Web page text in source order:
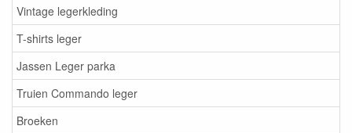
Vintage legerkleding
T-shirts leger
Jassen Leger parka
Truien Commando leger
Broeken